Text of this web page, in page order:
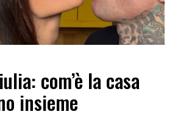
com’è la casa
insieme